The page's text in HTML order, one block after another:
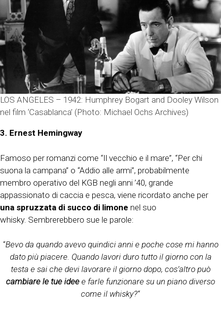
LOS ANGELES – 1942: Humphrey Bogart and Dooley Wilson
nel film ‘Casablanca’ (Photo: Michael Ochs Archives)
3. Ernest Hemingway
Famoso per romanzi come “Il vecchio e il mare”, “Per chi
suona la campana” o “Addio alle armi”, probabilmente
membro operativo del KGB negli anni ’40, grande
appassionato di caccia e pesca, viene ricordato anche per
una spruzzata di succo di limone nel suo
whisky. Sembrerebbero sue le parole:
“Bevo da quando avevo quindici anni e poche cose mi hanno
dato più piacere. Quando lavori duro tutto il giorno con la
testa e sai che devi lavorare il giorno dopo, cos’altro può
cambiare le tue idee e farle funzionare su un piano diverso
come il whisky?“